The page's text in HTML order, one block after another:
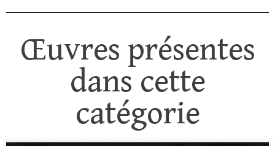
Œuvres présentes
dans cette
catégorie